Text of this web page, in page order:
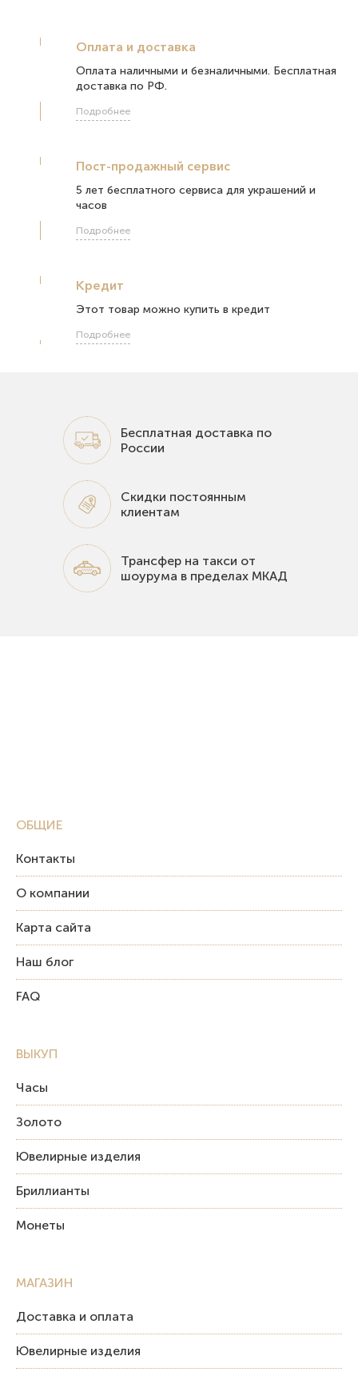
Оплата и доставка
Оплата наличными и безналичными. Бесплатная
доставка по РФ.
Подробнее
Пост-продажный сервис
5 лет бесплатного сервиса для украшений и
часов
Подробнее
Кредит
Этот товар можно купить в кредит
Подробнее
Бесплатная доставка по
России
Скидки постоянным
клиентам
Трансфер на такси от
шоурума в пределах МКАД
ОБЩИЕ
Контакты
О компании
Карта сайта
Наш блог
FAQ
ВЫКУП
Часы
Золото
Ювелирные изделия
Бриллианты
Монеты
МАГАЗИН
Доставка и оплата
Ювелирные изделия